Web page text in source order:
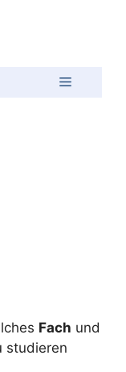
Menü
Fach und
studieren